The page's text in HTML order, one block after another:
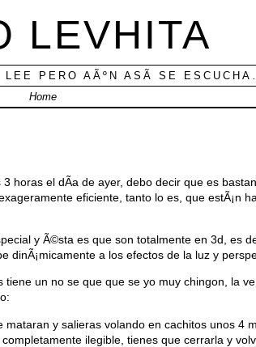
LEVHITA
PERO AÃºN ASÃ­ SE
Home
horas el dÃ­a de ayer, debo decir que es
eficiente, tanto lo es, que estÃ¡n
y Ã©sta es que son totalmente en 3d, es
a los efectos de la luz y
un no se que que se yo muy chingon, la
y salieras volando en cachitos unos 4
ilegible, tienes que cerrarla y